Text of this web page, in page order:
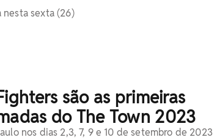
nesta sexta (26)
são as primeiras
do The Town 2023
nos dias 2,3, 7, 9 e 10 de setembro de 2023